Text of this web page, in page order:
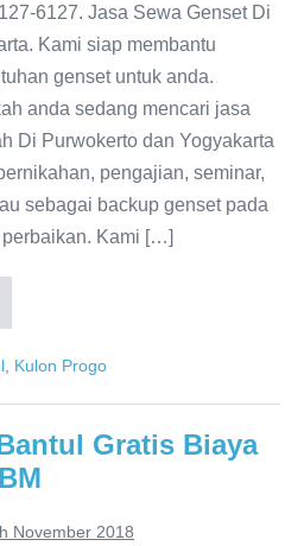
6127. Jasa Sewa Genset Di
Kami siap membantu
genset untuk anda.
anda sedang mencari jasa
Di Purwokerto dan Yogyakarta
pengajian, seminar,
sebagai backup genset pada
Kami […]
Kulon Progo
Gratis Biaya
November 2018